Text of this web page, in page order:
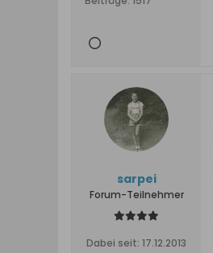
sarpei
Forum-Teilnehmer
Dabei seit: 17.12.2013